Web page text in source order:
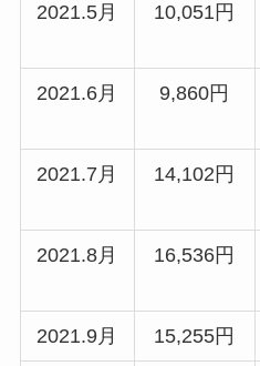
2021.5月 10,051円
2021.6月 9,860円
2021.7月 14,102円
2021.8月 16,536円
2021.9月 15,255円